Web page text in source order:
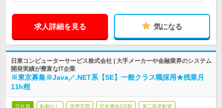
求人詳細を見る 気になる
日東コンピューターサービス株式会社 | 大手メーカーや金融業界のシステム
開発実績が豊富なIT企業
※東京募集※Java／.NET系【SE】一般クラス職採用★残業月
11h程
正社員 転勤なし 学歴不問 完全週休2日制 第二新卒歓迎